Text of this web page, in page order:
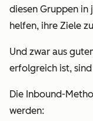
diesen Gruppen in
helfen, ihre Ziele
Und zwar aus
erfolgreich ist, sind
Die Inbound-
werden: